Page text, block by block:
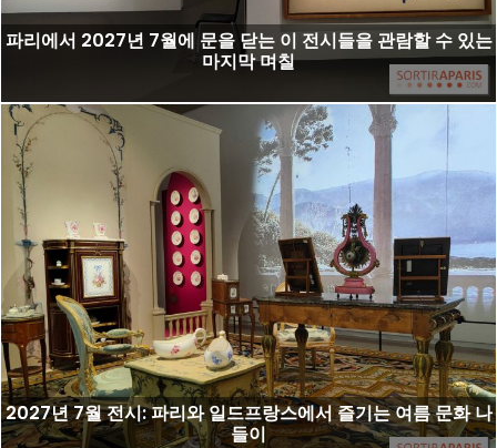
파리에서 2027년 7월에 문을 닫는 이 전시들을 관람할 수 있는
마지막 며칠
2027년 7월 전시: 파리와 일드프랑스에서 즐기는 여름 문화 나
들이